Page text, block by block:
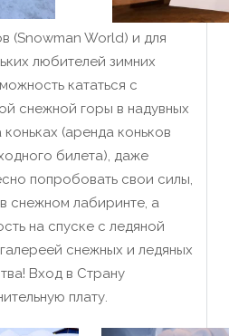
(Snowman World) и для
любителей зимних
кататься с
снежной горы в надувных
коньках (аренда коньков
билета), даже
попробовать свои силы,
снежном лабиринте, а
на спуске с ледяной
снежных и ледяных
Вход в Страну
плату.